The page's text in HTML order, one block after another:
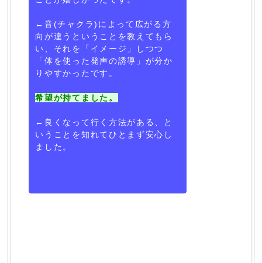
←音(チャクラ)によって広がる方
向が違うということを教えてもら
い、それを「イメージ」しつつ
「体を使った発声の誘導」が分か
りやすかったです。
希望が持てました。
←良くなって行く方法がある、と
いうことを知れてひとまず安心し
ました。